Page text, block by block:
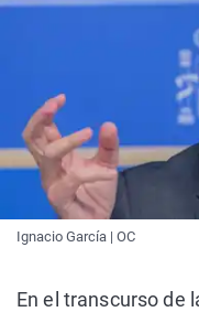
Ignacio García | OC
En el transcurso de